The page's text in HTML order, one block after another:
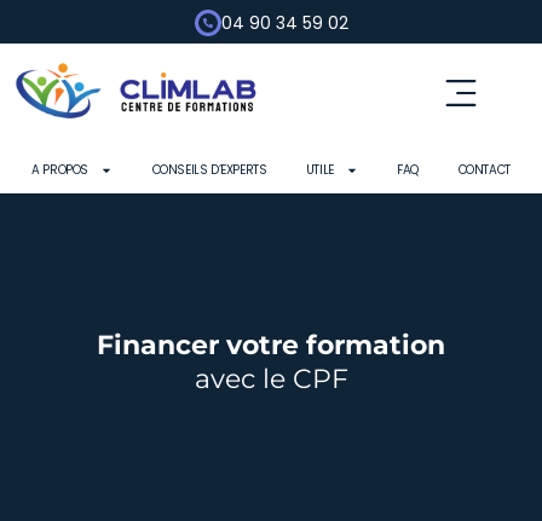
04 90 34 59 02
A PROPOS CONSEILS D’EXPERTS UTILE FAQ CONTACT
Financer votre formation
avec le CPF